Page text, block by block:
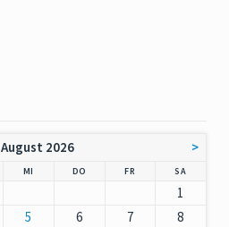
August 2026 >
MI DO NNERSTAG
FR SAMSTAG
1
5 6 7
8